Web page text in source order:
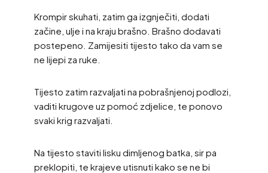
Krompir skuhati, zatim ga izgnječiti, dodati
začine, ulje i na kraju brašno. Brašno dodavati
postepeno. Zamijesiti tijesto tako da vam se
ne lijepi za ruke.
Tijesto zatim razvaljati na pobrašnjenoj podlozi,
vaditi krugove uz pomoć zdjelice, te ponovo
svaki krig razvaljati.
Na tijesto staviti lisku dimljenog batka, sir pa
preklopiti, te krajeve utisnuti kako se ne bi